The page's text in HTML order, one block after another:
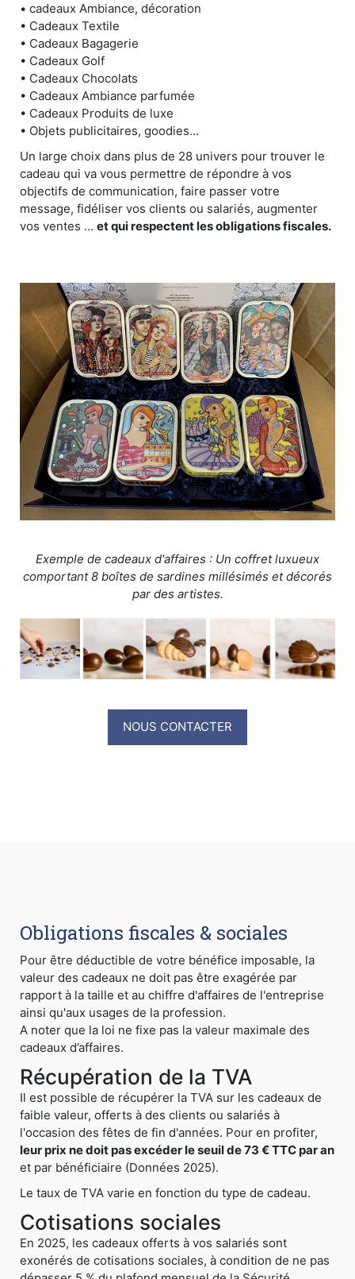
• cadeaux Ambiance, décoration
• Cadeaux Textile
• Cadeaux Bagagerie
• Cadeaux Golf
• Cadeaux Chocolats
• Cadeaux Ambiance parfumée
• Cadeaux Produits de luxe
• Objets publicitaires, goodies...
Un large choix dans plus de 28 univers pour trouver le
cadeau qui va vous permettre de répondre à vos
objectifs de communication, faire passer votre
message, fidéliser vos clients ou salariés, augmenter
vos ventes ... et qui respectent les obligations fiscales.
Exemple de cadeaux d'affaires : Un coffret luxueux
comportant 8 boîtes de sardines millésimés et décorés
par des artistes.
NOUS CONTACTER
Obligations fiscales & sociales
Pour être déductible de votre bénéfice imposable, la
valeur des cadeaux ne doit pas être exagérée par
rapport à la taille et au chiffre d'affaires de l'entreprise
ainsi qu'aux usages de la profession.
A noter que la loi ne fixe pas la valeur maximale des
cadeaux d’affaires.
Récupération de la TVA
Il est possible de récupérer la TVA sur les cadeaux de
faible valeur, offerts à des clients ou salariés à
l'occasion des fêtes de fin d'années. Pour en profiter,
leur prix ne doit pas excéder le seuil de 73 € TTC par an
et par bénéficiaire (Données 2025).
Le taux de TVA varie en fonction du type de cadeau.
Cotisations sociales
En 2025, les cadeaux offerts à vos salariés sont
exonérés de cotisations sociales, à condition de ne pas